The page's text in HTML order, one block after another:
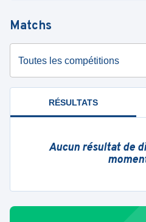
Matchs
Toutes les compétitions
RÉSULTATS
Aucun résultat de